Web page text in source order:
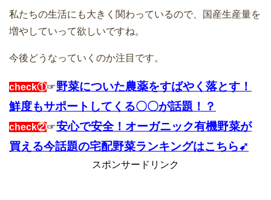
私たちの生活にも大きく関わっているので、国産生産量を
増やしていって欲しいですね。
今後どうなっていくのか注目です。
check①☞野菜についた農薬をすばやく落とす！
鮮度もサポートしてくる〇〇が話題！？
check②☞安心で安全！オーガニック有機野菜が
買える今話題の宅配野菜ランキングはこちら➹
スポンサードリンク